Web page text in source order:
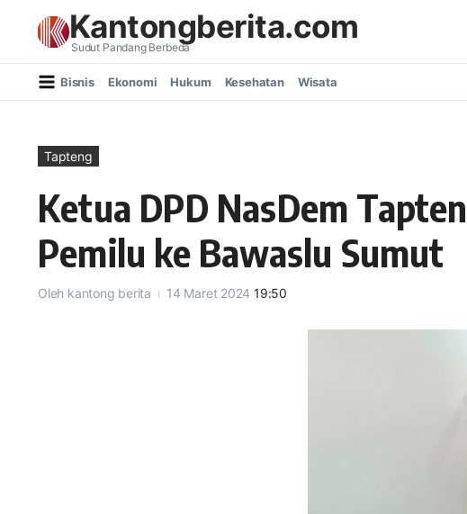
Kantongberita.com
Sudut Pandang Berbeda
Bisnis Ekonomi Hukum Kesehatan Wisata
Tapteng
Ketua DPD NasDem
Pemilu ke Bawaslu Sumut
Oleh kantong berita 14 Maret 202419:50